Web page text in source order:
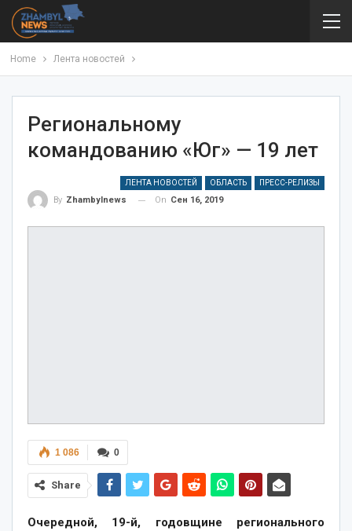
Home Лента новостей
Региональному
командованию «Юг» — 19 лет
ЛЕНТА НОВОСТЕЙ ОБЛАСТЬ ПРЕСС-РЕЛИЗЫ
By Zhambylnews On Сен 16, 2019
0
1 086
Share
Очередной, 19-й, годовщине регионального